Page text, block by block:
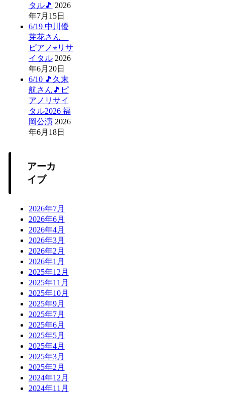
タル🎵 2026
年7月15日
6/19 中川優
芽花さん
ピアノ⭐︎リサ
イタル 2026
年6月20日
6/10 🎵久末
航さん🎵ピ
アノリサイ
タル2026 福
岡公演 2026
年6月18日
アーカ
イブ
2026年7月
2026年6月
2026年4月
2026年3月
2026年2月
2026年1月
2025年12月
2025年11月
2025年10月
2025年9月
2025年7月
2025年6月
2025年5月
2025年4月
2025年3月
2025年2月
2024年12月
2024年11月